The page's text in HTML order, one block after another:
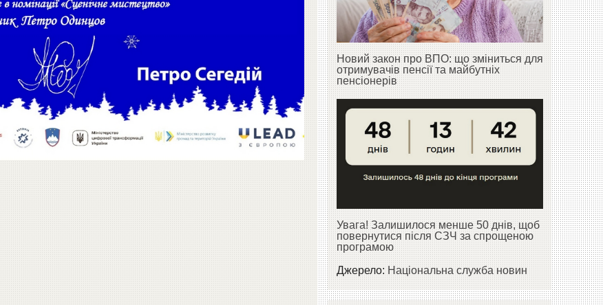
Новий закон про ВПО: що зміниться для
отримувачів пенсії та майбутніх
пенсіонерів
Увага! Залишилося менше 50 днів, щоб
повернутися після СЗЧ за спрощеною
програмою
Джерело:Національна служба новин